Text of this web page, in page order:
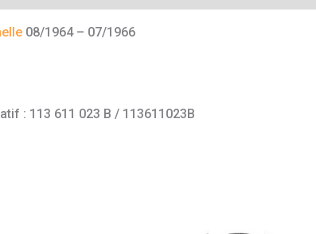
08/1964 – 07/1966
: 113 611 023 B / 113611023B